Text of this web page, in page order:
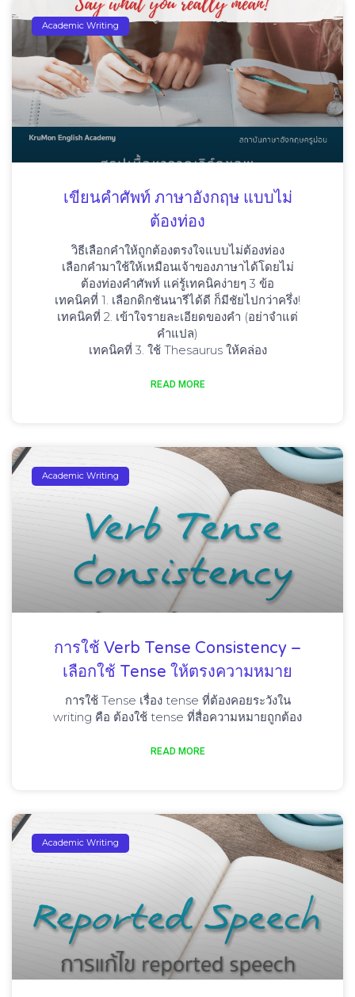
Academic Writing
เขียนคําศัพท์ ภาษาอังกฤษ แบบไม่
ต้องท่อง
วิธีเลือกคำให้ถูกต้องตรงใจแบบไม่ต้องท่อง
เลือกคำมาใช้ให้เหมือนเจ้าของภาษาได้โดยไม่
ต้องท่องคำศัพท์ แค่รู้เทคนิคง่ายๆ 3 ข้อ
เทคนิคที่ 1. เลือกดิกชันนารีได้ดี ก็มีชัยไปกว่าครึ่ง!
เทคนิคที่ 2. เข้าใจรายละเอียดของคำ (อย่าจำแต่
คำแปล)
เทคนิคที่ 3. ใช้ Thesaurus ให้คล่อง
READ MORE
Academic Writing
การใช้ Verb Tense Consistency –
เลือกใช้ Tense ให้ตรงความหมาย
การใช้ Tense เรื่อง tense ที่ต้องคอยระวังใน
writing คือ ต้องใช้ tense ที่สื่อความหมายถูกต้อง
READ MORE
Academic Writing